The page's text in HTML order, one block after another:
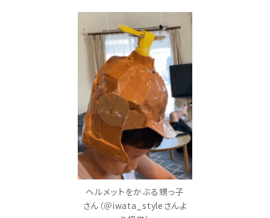
ヘルメットをかぶる甥っ子
さん（＠iwata_styleさんよ